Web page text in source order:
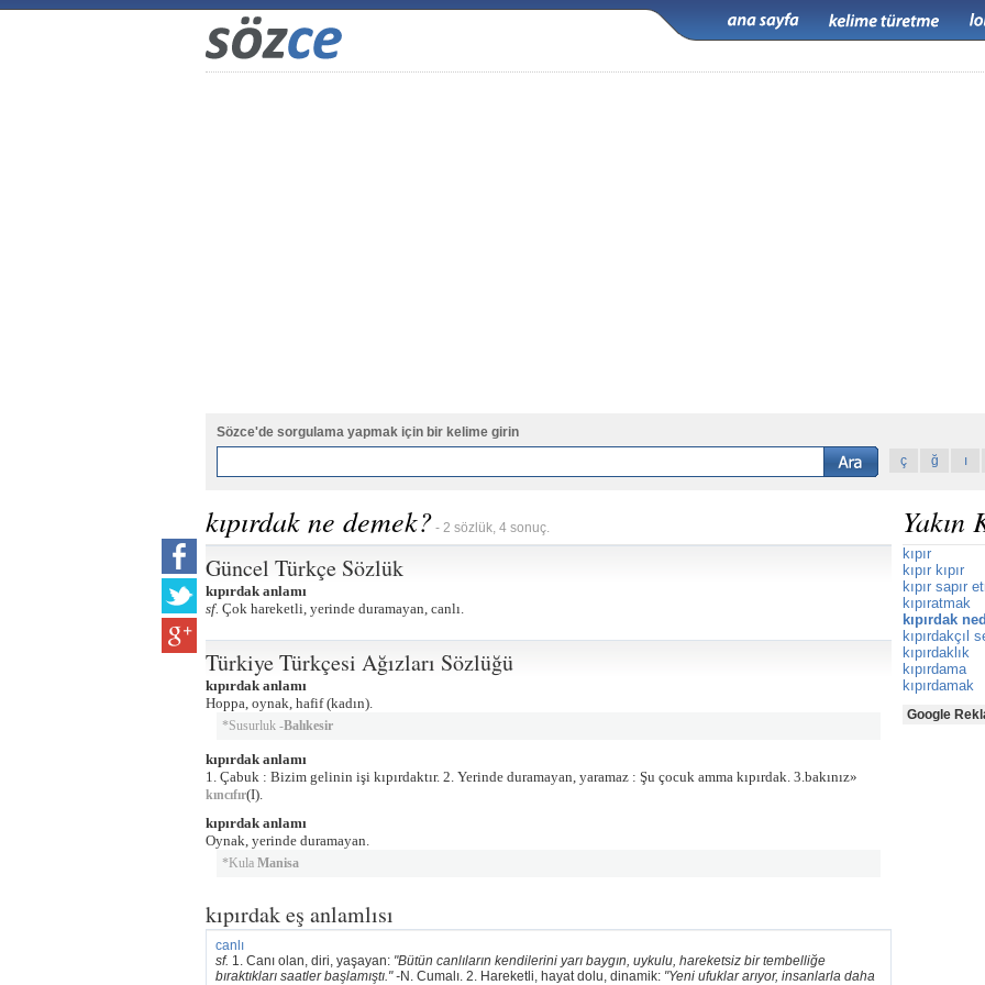
Sözce'de sorgulama yapmak için bir kelime girin
ç
ğ ı
kıpırdak ne demek? - 2 sözlük, 4 sonuç.
Güncel Türkçe Sözlük
kıpırdak anlamı
sf. Çok hareketli, yerinde duramayan, canlı.
Türkiye Türkçesi Ağızları Sözlüğü
kıpırdak anlamı
Hoppa, oynak, hafif (kadın).
*Susurluk -Balıkesir
kıpırdak anlamı
1. Çabuk : Bizim gelinin işi kıpırdaktır. 2. Yerinde duramayan, yaramaz : Şu çocuk amma kıpırdak. 3.bakınız»
kıncıfır(I).
kıpırdak anlamı
Oynak, yerinde duramayan.
*Kula Manisa
kıpırdak eş anlamlısı
canlı
sf. 1. Canı olan, diri, yaşayan: "Bütün canlıların kendilerini yarı baygın, uykulu, hareketsiz bir tembelliğe
bıraktıkları saatler başlamıştı." -N. Cumalı. 2. Hareketli, hayat dolu, dinamik: "Yeni ufuklar arıyor, insanlarla daha
Yakın
kıpır
kıpır kıpır
kıpır sapır
kıpıratmak
kıpırdak
kıpırdakçıl
kıpırdaklık
kıpırdama
kıpırdamak
Google